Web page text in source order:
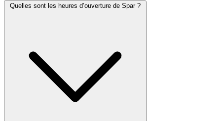
Quelles sont les heures d’ouverture de Spar ?